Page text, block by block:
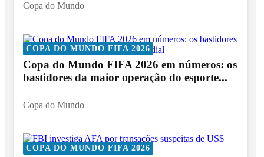
Copa do Mundo
COPA DO MUNDO FIFA 2026
Copa do Mundo FIFA 2026 em números: os
bastidores da maior operação do esporte...
Copa do Mundo
COPA DO MUNDO FIFA 2026